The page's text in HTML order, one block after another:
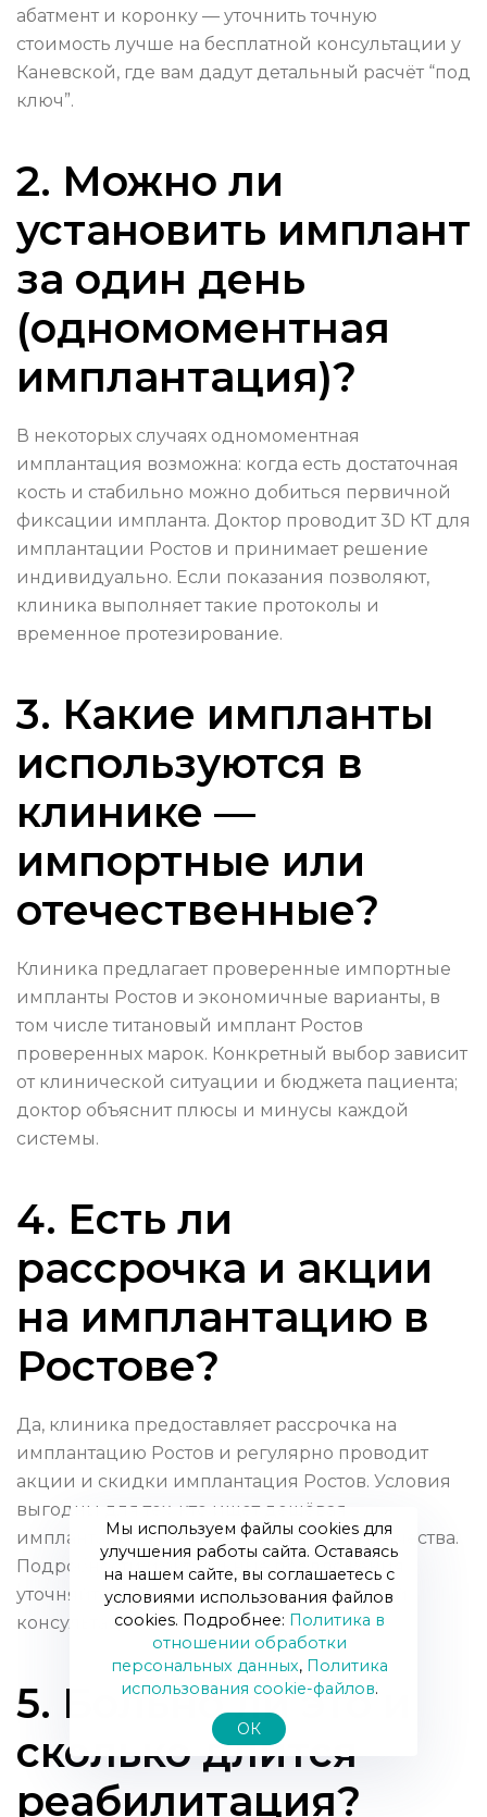
абатмент и коронку — уточнить точную
стоимость лучше на бесплатной консультации у
Каневской, где вам дадут детальный расчёт “под
ключ”.
2. Можно ли
установить имплант
за один день
(одномоментная
имплантация)?
В некоторых случаях одномоментная
имплантация возможна: когда есть достаточная
кость и стабильно можно добиться первичной
фиксации импланта. Доктор проводит 3D КТ для
имплантации Ростов и принимает решение
индивидуально. Если показания позволяют,
клиника выполняет такие протоколы и
временное протезирование.
3. Какие импланты
используются в
клинике —
импортные или
отечественные?
Клиника предлагает проверенные импортные
импланты Ростов и экономичные варианты, в
том числе титановый имплант Ростов
проверенных марок. Конкретный выбор зависит
от клинической ситуации и бюджета пациента;
доктор объяснит плюсы и минусы каждой
системы.
4. Есть ли
рассрочка и акции
на имплантацию в
Ростове?
Да, клиника предоставляет рассрочка на
имплантацию Ростов и регулярно проводит
акции и скидки имплантация Ростов. Условия
выгодны для тех, кто ищет дешёвая
имплантация зубов Ростов без потери качества.
Подробности и актуальные предложения
уточняйте по телефону или на бесплатной
консультации.
5. Больно ли это и
сколько длится
реабилитация?
Мы используем файлы cookies для
улучшения работы сайта. Оставаясь
на нашем сайте, вы соглашаетесь с
условиями использования файлов
cookies. Подробнее: Политика в
отношении обработки
персональных данных, Политика
использования сookie-файлов.
ОК